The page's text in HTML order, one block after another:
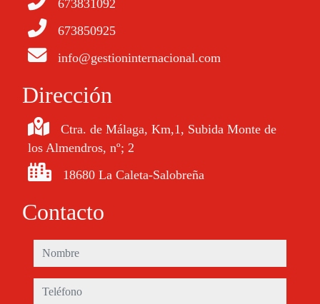
673831092
673850925
info@gestioninternacional.com
Dirección
Ctra. de Málaga, Km,1, Subida Monte de
los Almendros, nº; 2
18680 La Caleta-Salobreña
Contacto
nombre
teléfono